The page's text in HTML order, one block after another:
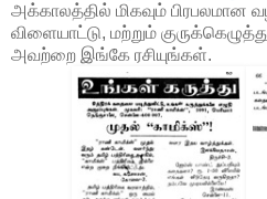
அக்காலத்தில் மிகவும் பிரபலமான
விளையாட்டு, மற்றும்
அவற்றை இங்கே ரசியுங்கள்.